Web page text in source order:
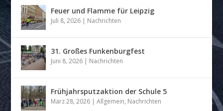
Feuer und Flamme für Leipzig
Juli 8, 2026 | Nachrichten
31. Großes Funkenburgfest
Juni 8, 2026 | Nachrichten
Frühjahrsputzaktion der Schule 5
März 28, 2026 |Allgemein, Nachrichten